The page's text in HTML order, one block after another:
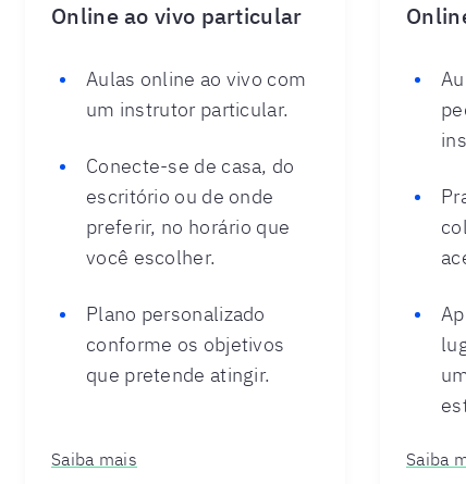
Online ao vivo particular
Aulas online ao vivo com
um instrutor particular.
Conecte-se de casa, do
escritório ou de onde
preferir, no horário que
você escolher.
Plano personalizado
conforme os objetivos
que pretende atingir.
Saiba mais Saiba